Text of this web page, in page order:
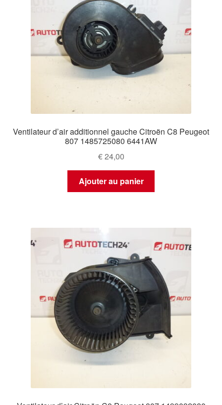
Ventilateur d’air additionnel gauche Citroën C8 Peugeot
807 1485725080 6441AW
€24,00
Ajouter au panier